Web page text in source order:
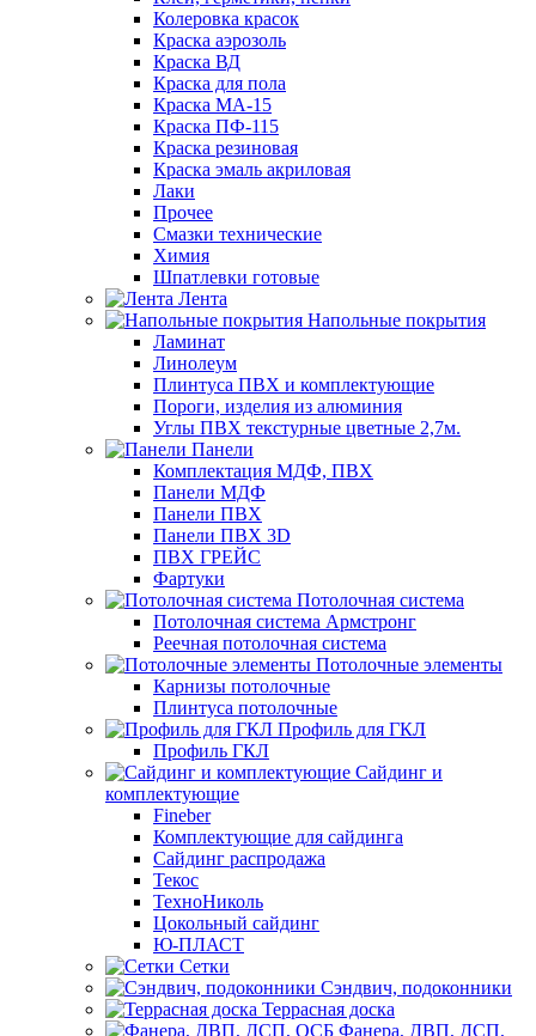
Колеровка красок
Краска аэрозоль
Краска ВД
Краска для пола
Краска МА-15
Краска ПФ-115
Краска резиновая
Краска эмаль акриловая
Лаки
Прочее
Смазки технические
Химия
Шпатлевки готовые
Лента
Напольные покрытия
Ламинат
Линолеум
Плинтуса ПВХ и комплектующие
Пороги, изделия из алюминия
Углы ПВХ текстурные цветные 2,7м.
Панели
Комплектация МДФ, ПВХ
Панели МДФ
Панели ПВХ
Панели ПВХ 3D
ПВХ ГРЕЙС
Фартуки
Потолочная система
Потолочная система Армстронг
Реечная потолочная система
Потолочные элементы
Карнизы потолочные
Плинтуса потолочные
Профиль для ГКЛ
Профиль ГКЛ
Сайдинг и
комплектующие
Fineber
Комплектующие для сайдинга
Сайдинг распродажа
Текос
ТехноНиколь
Цокольный сайдинг
Ю-ПЛАСТ
Сетки
Сэндвич, подоконники
Террасная доска
Фанера, ДВП, ДСП,